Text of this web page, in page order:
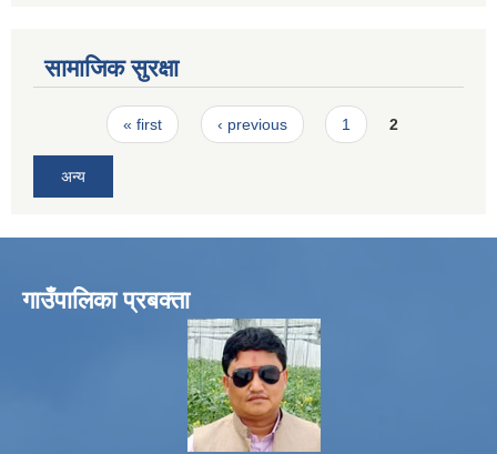
सामाजिक सुरक्षा
Pages« first ‹ previous 1 2
अन्य
गाउँपालिका प्रबक्ता